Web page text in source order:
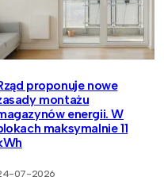
proponuje nowe
montażu
energii. W
maksymalnie 11
07-2026